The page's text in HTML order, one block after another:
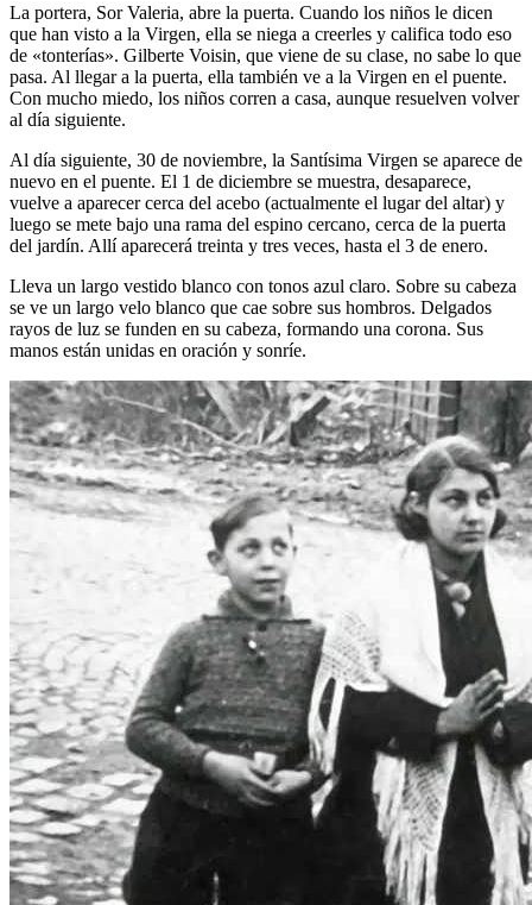
La portera, Sor Valeria, abre la puerta. Cuando los niños le dicen
que han visto a la Virgen, ella se niega a creerles y califica todo eso
de «tonterías». Gilberte Voisin, que viene de su clase, no sabe lo que
pasa. Al llegar a la puerta, ella también ve a la Virgen en el puente.
Con mucho miedo, los niños corren a casa, aunque resuelven volver
al día siguiente.
Al día siguiente, 30 de noviembre, la Santísima Virgen se aparece de
nuevo en el puente. El 1 de diciembre se muestra, desaparece,
vuelve a aparecer cerca del acebo (actualmente el lugar del altar) y
luego se mete bajo una rama del espino cercano, cerca de la puerta
del jardín. Allí aparecerá treinta y tres veces, hasta el 3 de enero.
Lleva un largo vestido blanco con tonos azul claro. Sobre su cabeza
se ve un largo velo blanco que cae sobre sus hombros. Delgados
rayos de luz se funden en su cabeza, formando una corona. Sus
manos están unidas en oración y sonríe.